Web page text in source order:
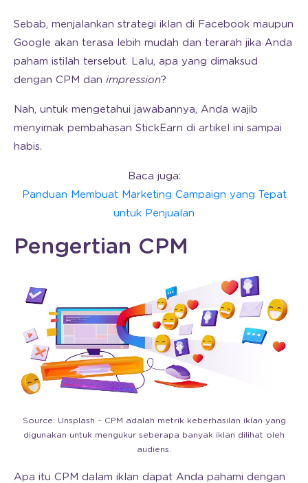
Sebab, menjalankan strategi iklan di Facebook maupun
Google akan terasa lebih mudah dan terarah jika Anda
paham istilah tersebut. Lalu, apa yang dimaksud
dengan CPM dan impression?
Nah, untuk mengetahui jawabannya, Anda wajib
menyimak pembahasan StickEarn di artikel ini sampai
habis.
Baca juga:
Panduan Membuat Marketing Campaign yang Tepat
untuk Penjualan
Pengertian CPM
Source: Unsplash – CPM adalah metrik keberhasilan iklan yang
digunakan untuk mengukur seberapa banyak iklan dilihat oleh
audiens.
Apa itu CPM dalam iklan dapat Anda pahami dengan